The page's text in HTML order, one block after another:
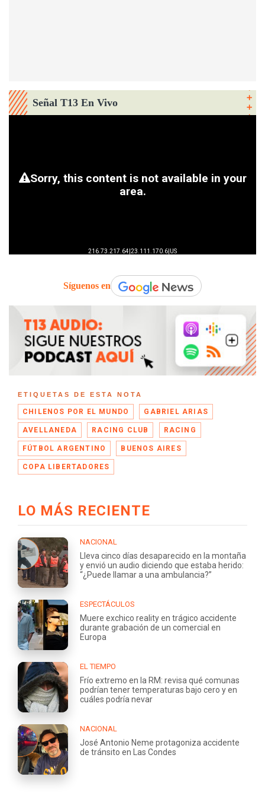
Señal T13 En Vivo
Síguenos en
ETIQUETAS DE ESTA NOTA
CHILENOS POR EL MUNDO GABRIEL ARIAS
AVELLANEDA RACING CLUB RACING
FÚTBOL ARGENTINO BUENOS AIRES
COPA LIBERTADORES
LO MÁS RECIENTE
NACIONAL
Lleva cinco días desaparecido en la montaña
y envió un audio diciendo que estaba herido:
“¿Puede llamar a una ambulancia?”
ESPECTÁCULOS
Muere exchico reality en trágico accidente
durante grabación de un comercial en
Europa
EL TIEMPO
Frío extremo en la RM: revisa qué comunas
podrían tener temperaturas bajo cero y en
cuáles podría nevar
NACIONAL
José Antonio Neme protagoniza accidente
de tránsito en Las Condes